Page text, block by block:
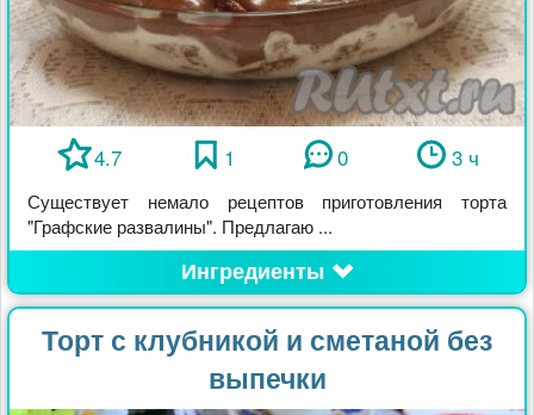
4.7 1 0 3 ч
Существует немало рецептов приготовления торта
"Графские развалины". Предлагаю ...
Ингредиенты
Торт с клубникой и сметаной без
выпечки